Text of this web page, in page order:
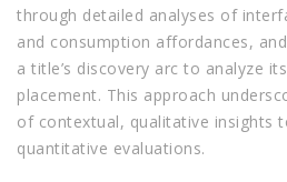
through detailed analyses of
and consumption affordances,
a title’s discovery arc to analyze
placement. This approach
of contextual, qualitative insights
quantitative evaluations.